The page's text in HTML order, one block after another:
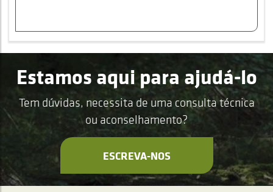
Estamos aqui para ajudá-lo
Tem dúvidas, necessita de uma consulta técnica
ou aconselhamento?
ESCREVA-NOS